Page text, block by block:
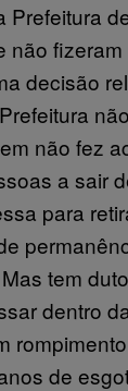
Prefeitura
não
decisão
não fez
a sair
para
tem
dentro
de